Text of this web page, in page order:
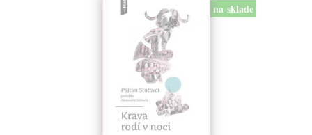
na sklade